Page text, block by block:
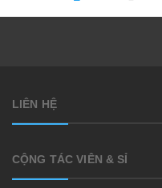
LIÊN HỆ
CỘNG TÁC VIÊN & SỈ